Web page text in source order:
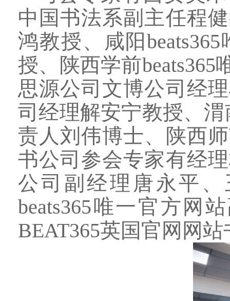
中国书法系副主任程
鸿教授、咸阳
授、陕西学前
思源公司文博公司经
司经理解安宁教授、
责人刘伟博士、陕西
书公司参会专家有经
公司副经理唐永平、
beats365唯一官方网
BEAT365英国官网网